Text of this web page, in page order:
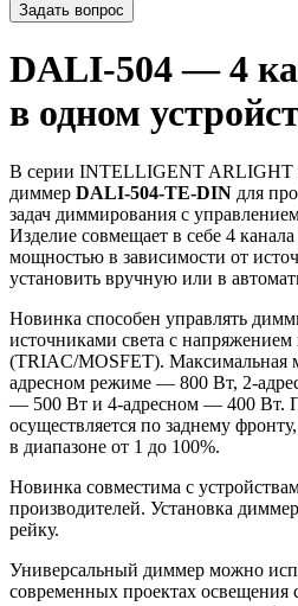
Задать вопрос
DALI-504 — 4
в одном
В серии INTELLIGENT ARLIGHT
диммер DALI-504-TE-DIN для
задач диммирования с
Изделие совмещает в себе 4
мощностью в зависимости от
установить вручную или в
Новинка способен управлять
источниками света с
(TRIAC/MOSFET). Максимальная
адресном режиме — 800 Вт, 2-
— 500 Вт и 4-адресном — 400 Вт.
осуществляется по заднему
в диапазоне от 1 до 100%.
Новинка совместима с
производителей. Установка
рейку.
Универсальный диммер можно
современных проектах освещения